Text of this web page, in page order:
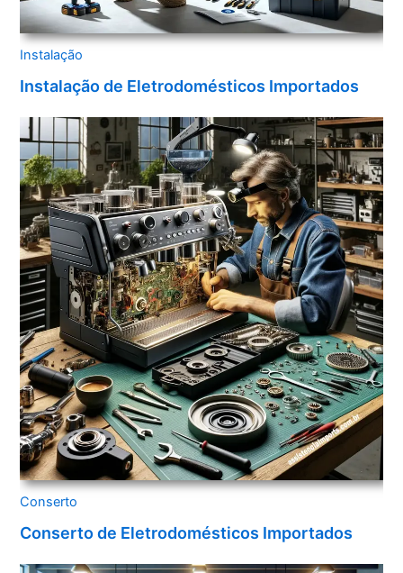
Instalação
Instalação de Eletrodomésticos Importados
Conserto
Conserto de Eletrodomésticos Importados